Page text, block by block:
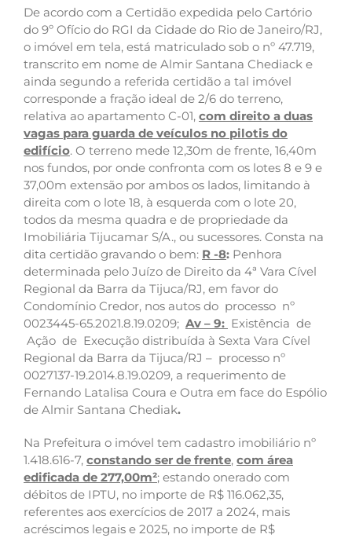
De acordo com a Certidão expedida pelo Cartório
do 9º Ofício do RGI da Cidade do Rio de Janeiro/RJ,
o imóvel em tela, está matriculado sob o nº 47.719,
transcrito em nome de Almir Santana Chediack e
ainda segundo a referida certidão a tal imóvel
corresponde a fração ideal de 2/6 do terreno,
relativa ao apartamento C-01, com direito a duas
vagas para guarda de veículos no pilotis do
edifício. O terreno mede 12,30m de frente, 16,40m
nos fundos, por onde confronta com os lotes 8 e 9 e
37,00m extensão por ambos os lados, limitando à
direita com o lote 18, à esquerda com o lote 20,
todos da mesma quadra e de propriedade da
Imobiliária Tijucamar S/A., ou sucessores. Consta na
dita certidão gravando o bem: R -8: Penhora
determinada pelo Juízo de Direito da 4ª Vara Cível
Regional da Barra da Tijuca/RJ, em favor do
Condomínio Credor, nos autos do processo nº
0023445-65.2021.8.19.0209; Av – 9: Existência de
Ação de Execução distribuída à Sexta Vara Cível
Regional da Barra da Tijuca/RJ – processo nº
0027137-19.2014.8.19.0209, a requerimento de
Fernando Latalisa Coura e Outra em face do Espólio
de Almir Santana Chediak.
Na Prefeitura o imóvel tem cadastro imobiliário nº
1.418.616-7, constando ser de frente, com área
edificada de 277,00m²; estando onerado com
débitos de IPTU, no importe de R$ 116.062,35,
referentes aos exercícios de 2017 a 2024, mais
acréscimos legais e 2025, no importe de R$